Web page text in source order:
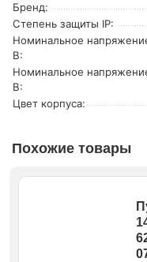
Бренд:
Степень защиты IP:
Номинальное
В:
Номинальное
В:
Цвет корпуса:
Похожие товары